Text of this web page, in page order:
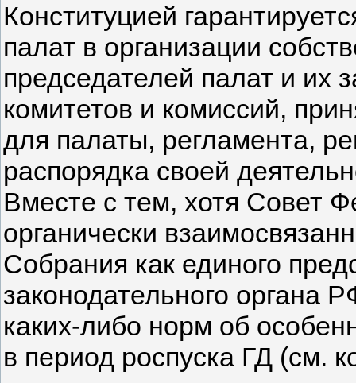
Конституцией
палат в организации
председателей палат и их
комитетов и комиссий,
для палаты, регламента,
распорядка своей
Вместе с тем, хотя Совет
органически
Собрания как единого
законодательного органа
каких-либо норм об
в период роспуска ГД (см.